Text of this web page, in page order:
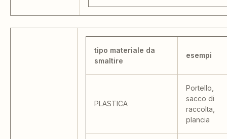
tipo materiale da
smaltire
esempi
PLASTICA
Portello,
sacco di
raccolta,
plancia